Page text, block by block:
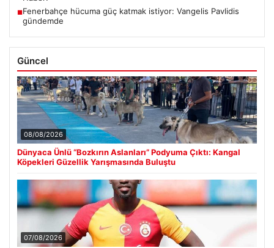
■Fenerbahçe hücuma güç katmak istiyor: Vangelis Pavlidis
gündemde
Güncel
08/08/2026
Dünyaca Ünlü “Bozkırın Aslanları” Podyuma Çıktı: Kangal
Köpekleri Güzellik Yarışmasında Buluştu
07/08/2026